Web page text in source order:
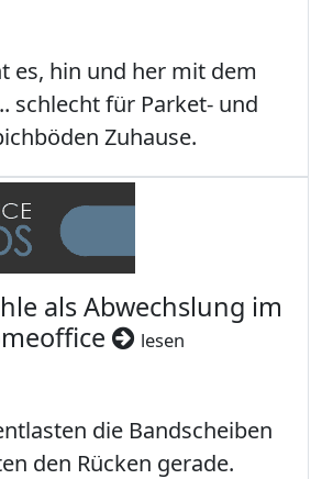
es, hin und her mit dem
schlecht für Parket- und
Zuhause.
als Abwechslung im
lesen
die Bandscheiben
den Rücken gerade.